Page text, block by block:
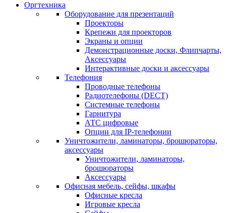
Оргтехника
Оборудование для презентаций
Проекторы
Крепежи для проекторов
Экраны и опции
Демонстрационные доски, Флипчарты,
Аксессуары
Интерактивные доски и аксессуары
Телефония
Проводные телефоны
Радиотелефоны (DECT)
Системные телефоны
Гарнитура
АТС цифровые
Опции для IP-телефонии
Уничтожители, ламинаторы, брошюраторы,
аксессуары
Уничтожители, ламинаторы,
брошюраторы
Аксессуары
Офисная мебель, сейфы, шкафы
Офисные кресла
Игровые кресла